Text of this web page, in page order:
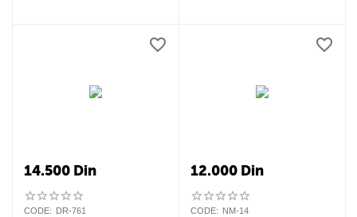
14.500 Din
CODE: DR-761
12.000 Din
CODE: NM-14